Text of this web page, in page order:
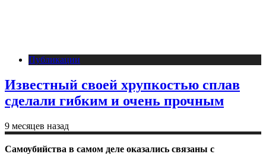
Публикации
Известный своей хрупкостью сплав
сделали гибким и очень прочным
9 месяцев назад
Самоубийства в самом деле оказались связаны с